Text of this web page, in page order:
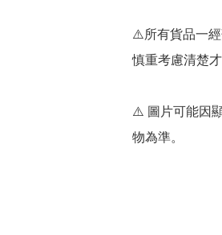
⚠️所有貨品一
慎重考慮清楚才
⚠️ 圖片可能因
物為準。